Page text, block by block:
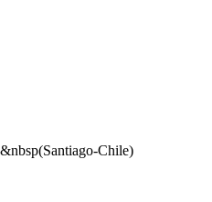
Chile)